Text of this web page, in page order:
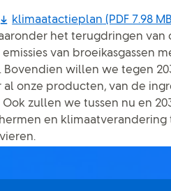
klimaatactieplan (PDF 7.98
het terugdringen van
van broeikasgassen
Bovendien willen we tegen
al onze producten, van de
zullen we tussen nu en
en klimaatverandering